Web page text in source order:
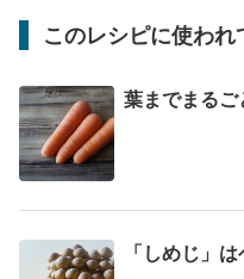
このレシピに使わ
葉までまるご
「しめじ」